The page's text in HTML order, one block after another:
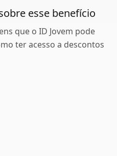
esse benefício
que o ID Jovem pode
ter acesso a descontos